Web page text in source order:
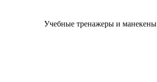
Учебные тренажеры и манекены